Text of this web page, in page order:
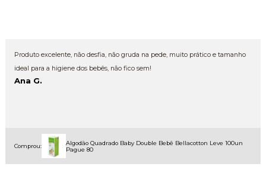
Produto excelente, não desfia, não gruda na pede, muito prático e tamanho
ideal para a higiene dos bebês, não fico sem!
Ana G.
Comprou:
Algodão Quadrado Baby Double Bebê Bellacotton Leve 100un
Pague 80